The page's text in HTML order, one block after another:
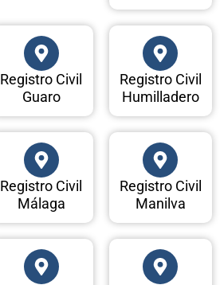
Registro Civil
Guaro
Registro Civil
Humilladero
Registro Civil
Málaga
Registro Civil
Manilva